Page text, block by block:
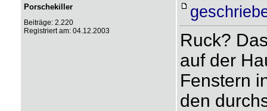
Porschekiller
Beiträge: 2.220
Registriert am: 04.12.2003
Ruck?
auf der
Fenstern
den